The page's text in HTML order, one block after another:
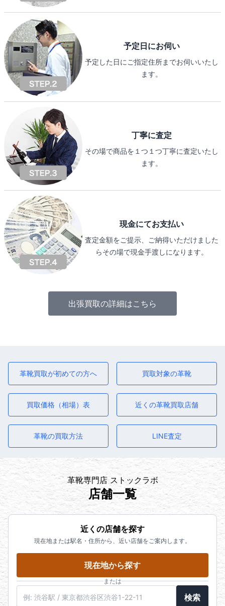
予定日にお伺い
予定した日にご指定住所までお伺いいたし
ます。
丁寧に査定
その場で商品を１つ１つ丁寧に査定いたし
ます。
現金にてお支払い
査定金額をご提示、ご納得いただけました
らその場で現金手渡しになります。
出張買取の詳細はこちら
革靴買取が初めての方へ 買取対象の革靴
買取価格（相場）表 近くの革靴買取店舗
革靴の買取方法 LINE査定
革靴専門店 ストックラボ
店舗一覧
近くの店舗を探す
現在地または駅名・住所から、近い店舗をご案内します。
現在地から探す
または
検索